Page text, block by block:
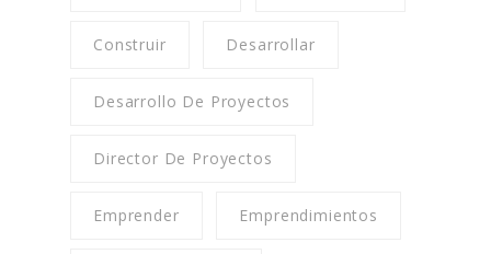
Construir Desarrollar
Desarrollo De Proyectos
Director De Proyectos
Emprender Emprendimientos